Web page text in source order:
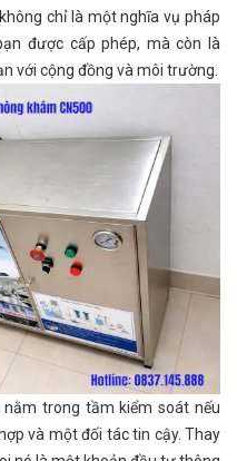
không chỉ là một nghĩa vụ pháp
được cấp phép, mà còn là
với cộng đồng và môi trường.
trong tầm kiểm soát nếu
và một đối tác tin cậy. Thay